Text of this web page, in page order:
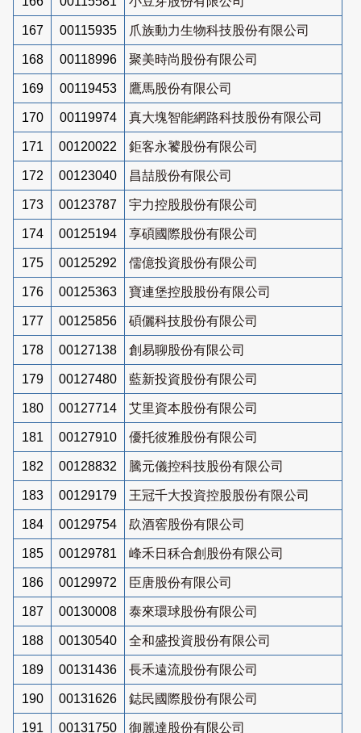
167 00115935 爪族動力生物科技股份有限公司
168 00118996 聚美時尚股份有限公司
169 00119453 鷹馬股份有限公司
170 00119974 真大塊智能網路科技股份有限公司
171 00120022 鉅客永饕股份有限公司
172 00123040 昌喆股份有限公司
173 00123787 宇力控股股份有限公司
174 00125194 享碩國際股份有限公司
175 00125292 儒億投資股份有限公司
176 00125363 寶連堡控股股份有限公司
177 00125856 碩儷科技股份有限公司
178 00127138 創易聊股份有限公司
179 00127480 藍新投資股份有限公司
180 00127714 艾里資本股份有限公司
181 00127910 優托彼雅股份有限公司
182 00128832 騰元儀控科技股份有限公司
183 00129179 王冠千大投資控股股份有限公司
184 00129754 镹酒窖股份有限公司
185 00129781 峰禾日秝合創股份有限公司
186 00129972 臣唐股份有限公司
187 00130008 泰來環球股份有限公司
188 00130540 全和盛投資股份有限公司
189 00131436 長禾遠流股份有限公司
190 00131626 鋕民國際股份有限公司
191 00131750 御麗達股份有限公司